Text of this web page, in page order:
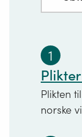
1
Plikten
norske